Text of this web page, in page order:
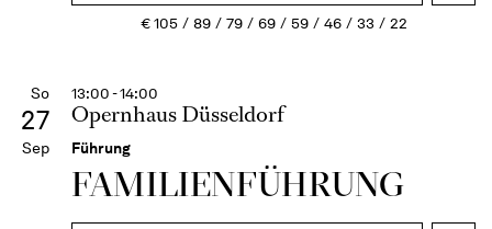
€105 89 79 69 59 46 33 22
So
27
Sep
13:00 - 14:00
Opernhaus Düsseldorf
Führung
FAMI­LIEN­FÜH­RUNG